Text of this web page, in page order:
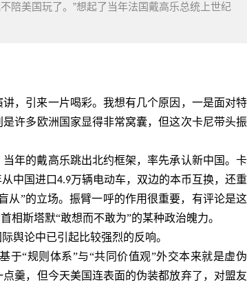
陪美国玩了。”想起了当年法国戴高乐总统上世纪
，引来一片喝彩。我想有几个原因，一是面对特
许多欧洲国家显得非常窝囊，但这次卡尼带头振
年的戴高乐跳出北约框架，率先承认新中国。卡
中国进口4.9万辆电动车，双边的本币互换，还重
从”的立场。振臂一呼的作用很重要，有评论是这
相斯塔默“敢想而不敢为”的某种政治魄力。
舆论中已引起比较强烈的反响。
于“规则体系”与“共同价值观”外交本来就是虚伪
羹，但今天美国连表面的伪装都放弃了，对盟友